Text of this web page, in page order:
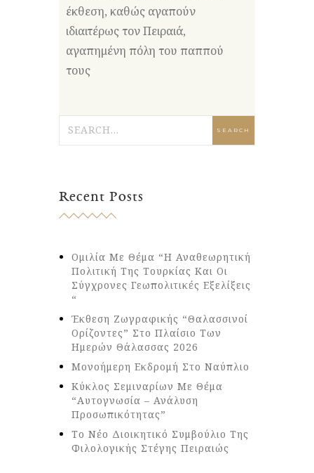
έκθεση, καθώς αγαπούν
ιδιαιτέρως τον Πειραιά,
αγαπημένη πόλη του παππού
τους
Recent Posts
Ομιλία Με Θέμα “Η Αναθεωρητική
Πολιτική Της Τουρκίας Και Οι
Σύγχρονες Γεωπολιτικές Εξελίξεις
“
Έκθεση Ζωγραφικής “Θαλασσινοί
Ορίζοντες” Στο Πλαίσιο Των
Ημερών Θάλασσας 2026
Μονοήμερη Εκδρομή Στο Ναύπλιο
Κύκλος Σεμιναρίων Με Θέμα
“Αυτογνωσία – Ανάλυση
Προσωπικότητας”
Το Νέο Διοικητικό Συμβούλιο Της
Φιλολογικής Στέγης Πειραιώς